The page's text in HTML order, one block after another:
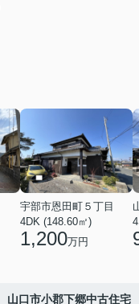
宇部市恩田町５丁目
4DK (148.60㎡)
1,200万円
山口市小郡下郷中古住宅